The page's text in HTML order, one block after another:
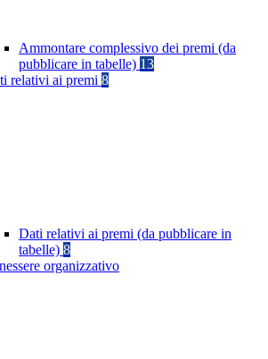
Ammontare complessivo dei premi (da
pubblicare in tabelle) 13
relativi ai premi 8
Dati relativi ai premi (da pubblicare in
tabelle) 8
organizzativo